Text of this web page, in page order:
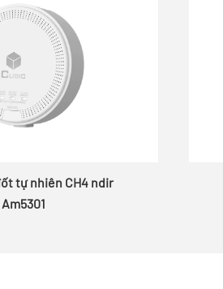
tự nhiên CH4 ndir
Am5301